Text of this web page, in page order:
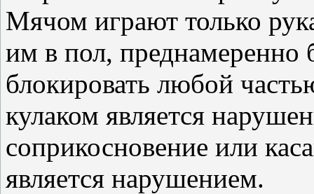
Мячом играют только
им в пол, преднамеренно
блокировать любой
кулаком является
соприкосновение или
является нарушением.